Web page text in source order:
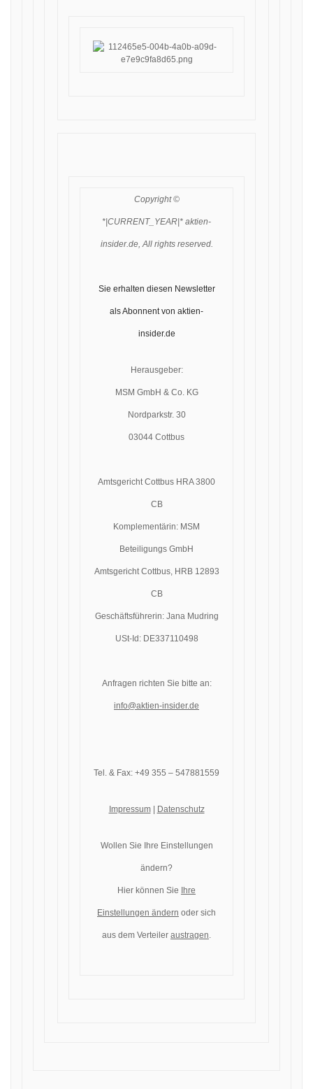
Copyright ©
*|CURRENT_YEAR|* aktien-
insider.de, All rights reserved.
Sie erhalten diesen Newsletter
als Abonnent von aktien-
insider.de
Herausgeber:
MSM GmbH & Co. KG
Nordparkstr. 30
03044 Cottbus
Amtsgericht Cottbus HRA 3800
CB
Komplementärin: MSM
Beteiligungs GmbH
Amtsgericht Cottbus, HRB 12893
CB
Geschäftsführerin: Jana Mudring
USt-Id: DE337110498
Anfragen richten Sie bitte an:
info@aktien-insider.de
Tel. & Fax: +49 355 – 547881559
Impressum| Datenschutz
Wollen Sie Ihre Einstellungen
ändern?
Hier können Sie Ihre
Einstellungen ändern oder sich
aus dem Verteiler austragen.